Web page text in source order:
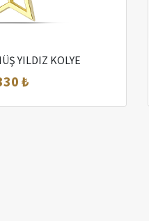
YILDIZ KOLYE
₺